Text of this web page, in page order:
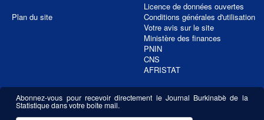
Plan du site
Licence de données ouvertes
Conditions générales d'utilisation
Votre avis sur le site
Ministère des finances
PNIN
CNS
AFRISTAT
Abonnez-vous pour recevoir directement le Journal Burkinabè de la
Statistique dans votre boîte mail.